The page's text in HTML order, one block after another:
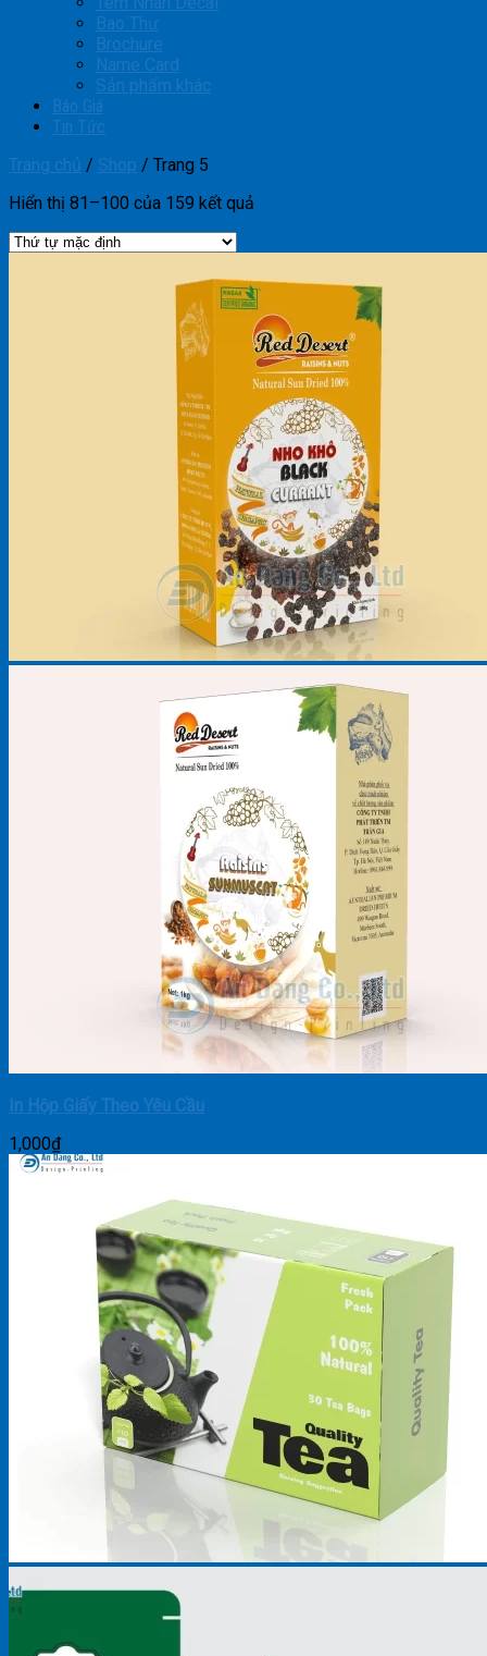
Bao Thư
Brochure
Name Card
Sản phẩm khác
Báo Giá
Tin Tức
Trang chủ / Shop / Trang 5
Hiển thị 81–100 của 159 kết quả
In Hộp Giấy Theo Yêu Cầu
1,000₫